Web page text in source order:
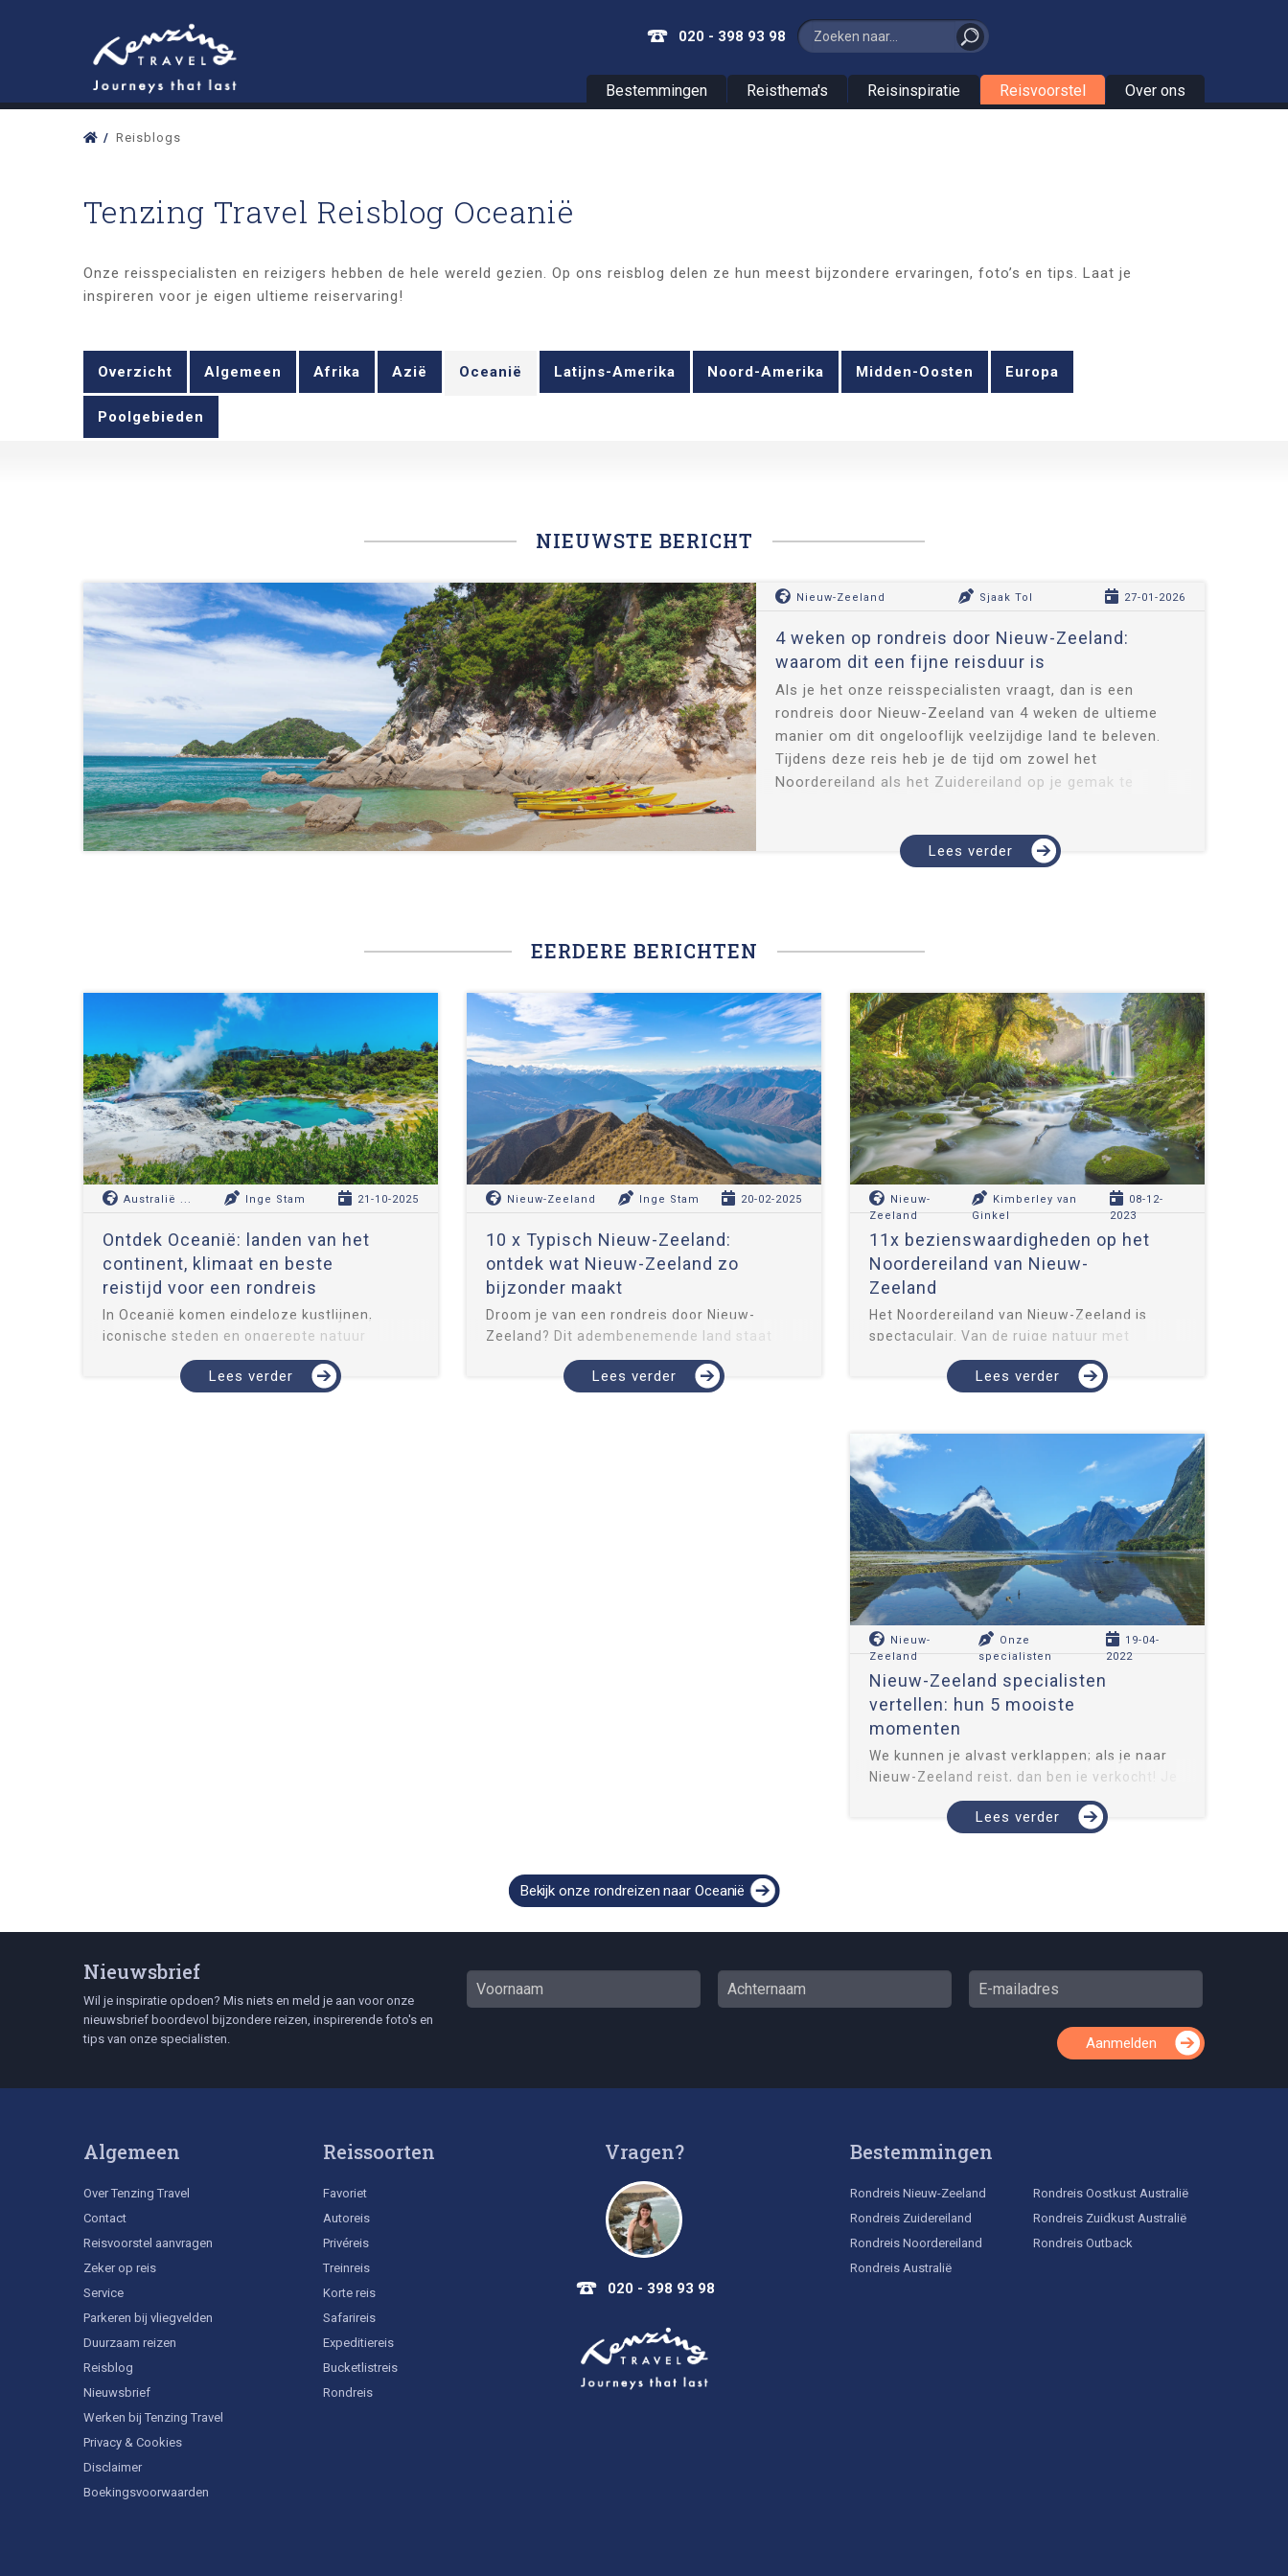
020 - 398 93 98
Bestemmingen Reisthema's Reisinspiratie Reisvoorstel Over ons
Reisblogs
Tenzing Travel Reisblog Oceanië
Onze reisspecialisten en reizigers hebben de hele wereld gezien. Op ons reisblog delen ze hun meest bijzondere ervaringen, foto’s en tips. Laat je
inspireren voor je eigen ultieme reiservaring!
Overzicht Algemeen Afrika Azië Oceanië Latijns-Amerika Noord-Amerika Midden-Oosten Europa
Poolgebieden
NIEUWSTE BERICHT
Nieuw-Zeeland Sjaak Tol 27-01-2026
4 weken op rondreis door Nieuw-Zeeland:
waarom dit een fijne reisduur is
Als je het onze reisspecialisten vraagt, dan is een
rondreis door Nieuw-Zeeland van 4 weken de ultieme
manier om dit ongelooflijk veelzijdige land te beleven.
Tijdens deze reis heb je de tijd om zowel het
Noordereiland als het Zuidereiland op je gemak te
Lees verder
EERDERE BERICHTEN
Australië ... Inge Stam 21-10-2025
Ontdek Oceanië: landen van het
continent, klimaat en beste
reistijd voor een rondreis
In Oceanië komen eindeloze kustlijnen,
iconische steden en ongerepte natuur
samen. Je vindt er kleurrijke koraalriffen,
ruige bergketens, goudgele stranden en
Lees verder
Nieuw-Zeeland Inge Stam 20-02-2025
10 x Typisch Nieuw-Zeeland:
ontdek wat Nieuw-Zeeland zo
bijzonder maakt
Droom je van een rondreis door Nieuw-
Zeeland? Dit adembenemende land staat
bekend om zijn ongerepte natuur, rijke
cultuur en bijzondere tradities. Nieuw-
Lees verder
Nieuw-
Zeeland
Kimberley van
Ginkel
08-12-
2023
11x bezienswaardigheden op het
Noordereiland van Nieuw-
Zeeland
Het Noordereiland van Nieuw-Zeeland is
spectaculair. Van de ruige natuur met
vulkanen, oerbossen, vele nationale parken,
goudgele stranden en inheemse dieren tot de
Lees verder
Nieuw-
Zeeland
Onze
specialisten
19-04-
2022
Nieuw-Zeeland specialisten
vertellen: hun 5 mooiste
momenten
We kunnen je alvast verklappen; als je naar
Nieuw-Zeeland reist, dan ben je verkocht! Je
sluit het land met zijn prachtige gletsjers,
felblauwe meren, machtige bergen en
Lees verder
Bekijk onze rondreizen naar Oceanië
Nieuwsbrief
Wil je inspiratie opdoen? Mis niets en meld je aan voor onze
nieuwsbrief boordevol bijzondere reizen, inspirerende foto's en
tips van onze specialisten.
Aanmelden
Algemeen
Over Tenzing Travel
Contact
Reisvoorstel aanvragen
Zeker op reis
Service
Parkeren bij vliegvelden
Duurzaam reizen
Reisblog
Nieuwsbrief
Werken bij Tenzing Travel
Privacy & Cookies
Disclaimer
Boekingsvoorwaarden
Reissoorten
Favoriet
Autoreis
Privéreis
Treinreis
Korte reis
Safarireis
Expeditiereis
Bucketlistreis
Rondreis
Bestemmingen
Rondreis Nieuw-Zeeland
Rondreis Zuidereiland
Rondreis Noordereiland
Rondreis Australië
Rondreis Oostkust Australië
Rondreis Zuidkust Australië
Rondreis Outback
Vragen?
020 - 398 93 98